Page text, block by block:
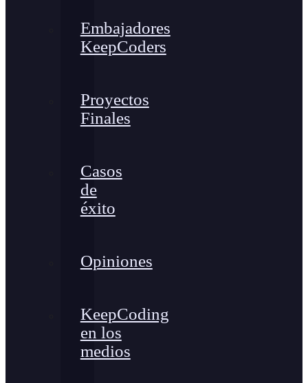
Embajadores
KeepCoders
Proyectos
Finales
Casos
de
éxito
Opiniones
KeepCoding
en los
medios